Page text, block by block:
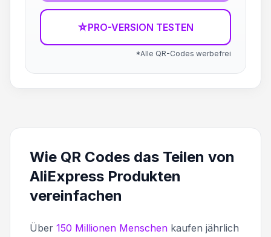
☆PRO-VERSION TESTEN
*Alle QR-Codes werbefrei
Wie QR Codes das Teilen von
AliExpress Produkten
vereinfachen
Über 150 Millionen Menschen kaufen jährlich